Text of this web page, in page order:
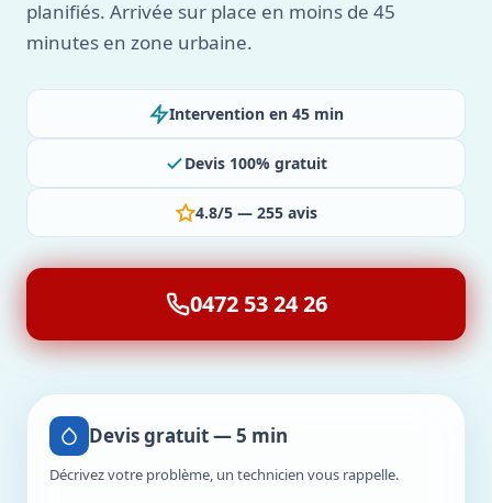
planifiés. Arrivée sur place en moins de 45
minutes en zone urbaine.
Intervention en 45 min
Devis 100% gratuit
4.8/5 — 255 avis
0472 53 24 26
Devis gratuit — 5 min
Décrivez votre problème, un technicien vous rappelle.